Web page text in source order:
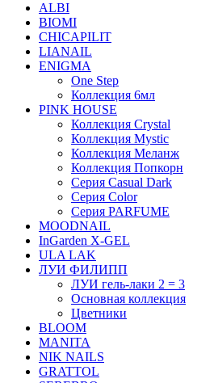
ALBI
BIOMI
CHICAPILIT
LIANAIL
ENIGMA
One Step
Коллекция 6мл
PINK HOUSE
Коллекция Crystal
Коллекция Mystic
Коллекция Меланж
Коллекция Попкорн
Серия Casual Dark
Серия Color
Серия PARFUME
MOODNAIL
InGarden X-GEL
ULA LAK
ЛУИ ФИЛИПП
ЛУИ гель-лаки 2 = 3
Основная коллекция
Цветники
BLOOM
MANITA
NIK NAILS
GRATTOL